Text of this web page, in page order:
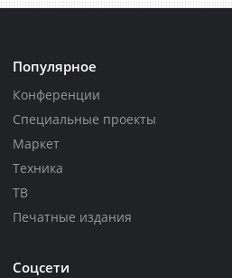
Популярное
Конференции
Специальные проекты
Маркет
Техника
ТВ
Печатные издания
Соцсети